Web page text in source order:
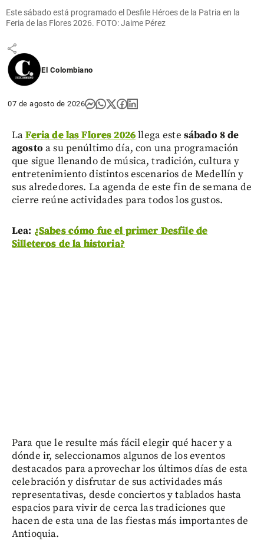
volver a
escucharse
share
Este sábado está programado el Desfile Héroes de la Patria en la
Feria de las Flores 2026. FOTO: Jaime Pérez
El Colombiano
07 de agosto de 2026
LaFeria de las Flores 2026llega este sábado 8 de
agosto a su penúltimo día, con una programación
que sigue llenando de música, tradición, cultura y
entretenimiento distintos escenarios de Medellín y
sus alrededores. La agenda de este fin de semana de
cierre reúne actividades para todos los gustos.
Lea: ¿Sabes cómo fue el primer Desfile de
Silleteros de la historia?
Para que le resulte más fácil elegir qué hacer y a
dónde ir, seleccionamos algunos de los eventos
destacados para aprovechar los últimos días de esta
celebración y disfrutar de sus actividades más
representativas, desde conciertos y tablados hasta
espacios para vivir de cerca las tradiciones que
hacen de esta una de las fiestas más importantes de
Antioquia.